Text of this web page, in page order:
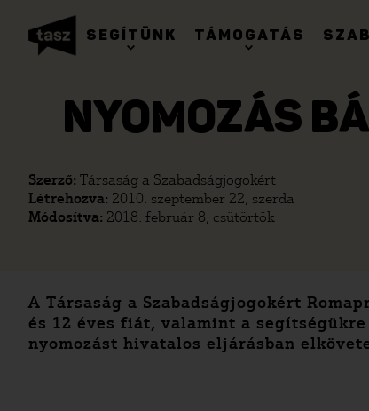
SEGÍTÜNK TÁMOGATÁS
NYOMOZÁS
Szerző: Társaság a Szabadságjogokért
Létrehozva: 2010. szeptember 22, szerda
Módosítva: 2018. február 8, csütörtök
A Társaság a Szabadságjogokért
és 12 éves fiát, valamint a
nyomozást hivatalos eljárásban